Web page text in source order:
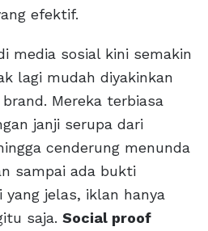
efektif.
media sosial kini semakin
lagi mudah diyakinkan
Mereka terbiasa
janji serupa dari
cenderung menunda
sampai ada bukti
jelas, iklan hanya
saja. Social proof